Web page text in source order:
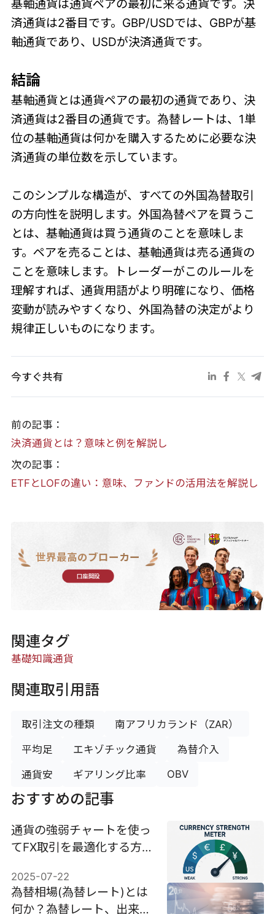
基軸通貨は通貨ペアの最初に来る通貨です。決
済通貨は2番目です。GBP/USDでは、GBPが基
軸通貨であり、USDが決済通貨です。
結論
基軸通貨とは通貨ペアの最初の通貨であり、決
済通貨は2番目の通貨です。為替レートは、1単
位の基軸通貨は何かを購入するために必要な決
済通貨の単位数を示しています。
このシンプルな構造が、すべての外国為替取引
の方向性を説明します。外国為替ペアを買うこ
とは、基軸通貨は買う通貨のことを意味しま
す。ペアを売ることは、基軸通貨は売る通貨の
ことを意味します。トレーダーがこのルールを
理解すれば、通貨用語がより明確になり、価格
変動が読みやすくなり、外国為替の決定がより
規律正しいものになります。
今すぐ共有
前の記事：
決済通貨とは？意味と例を解説し
次の記事：
ETFとLOFの違い：意味、ファンドの活用法を解説し
世界最高のブローカー
口座開設
関連タグ
基礎知識通貨
関連取引用語
取引注文の種類 南アフリカランド（ZAR）
平均足 エキゾチック通貨 為替介入
通貨安 ギアリング比率 OBV
おすすめの記事
通貨の強弱チャートを使っ
てFX取引を最適化する方
2025-07-22
為替相場(為替レート)とは
何か？為替レート、出来